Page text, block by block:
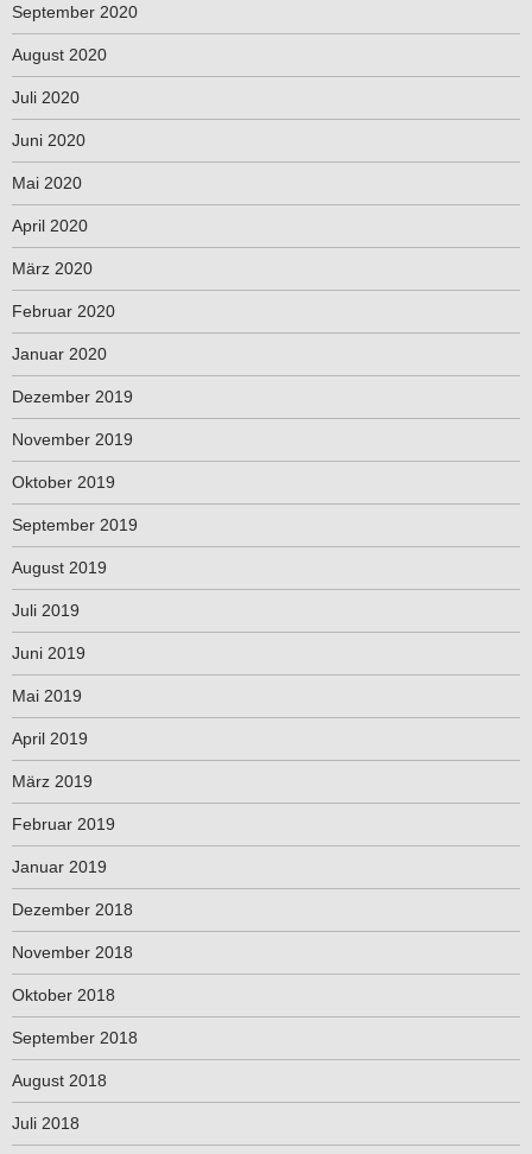
September 2020
August 2020
Juli 2020
Juni 2020
Mai 2020
April 2020
März 2020
Februar 2020
Januar 2020
Dezember 2019
November 2019
Oktober 2019
September 2019
August 2019
Juli 2019
Juni 2019
Mai 2019
April 2019
März 2019
Februar 2019
Januar 2019
Dezember 2018
November 2018
Oktober 2018
September 2018
August 2018
Juli 2018